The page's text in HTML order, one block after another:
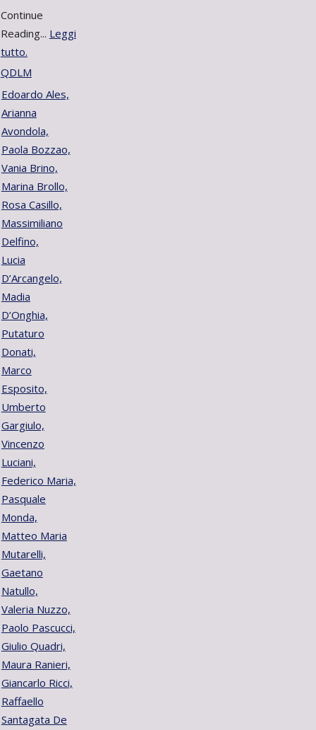
Continue
Reading... Leggi
tutto.
QDLM
Edoardo Ales,
Arianna
Avondola,
Paola Bozzao,
Vania Brino,
Marina Brollo,
Rosa Casillo,
Massimiliano
Delfino,
Lucia
D’Arcangelo,
Madia
D’Onghia,
Putaturo
Donati,
Marco
Esposito,
Umberto
Gargiulo,
Vincenzo
Luciani,
Federico Maria,
Pasquale
Monda,
Matteo Maria
Mutarelli,
Gaetano
Natullo,
Valeria Nuzzo,
Paolo Pascucci,
Giulio Quadri,
Maura Ranieri,
Giancarlo Ricci,
Raffaello
Santagata De